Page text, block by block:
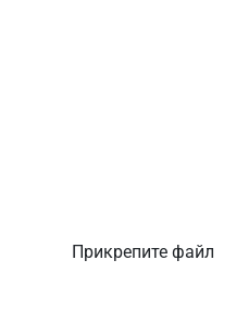
Прикрепите файл